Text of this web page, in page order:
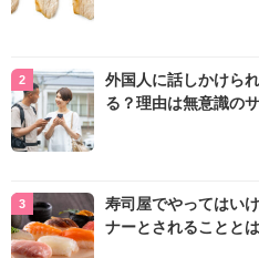
外国人に話しかけら
る？理由は無意識の
寿司屋でやってはい
ナーとされることと